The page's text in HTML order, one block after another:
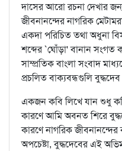
দাসের আরো রচনা দেখার
জীবনানন্দের নাগরিক
একদা পরিচিত তথা অধুনা
শব্দের `ঘোঁড়া' বানান সংগত
সাম্প্রতিক বাংলা সংবাদ
প্রচলিত বাক্যবন্ধগুলি
একজন কবি লিখে যান শুধু
কারণে আমি অবনত শিরে
কারণে নাগরিক জীবনানন্দের
অপচেষ্টা, বুদ্ধদেবের এই